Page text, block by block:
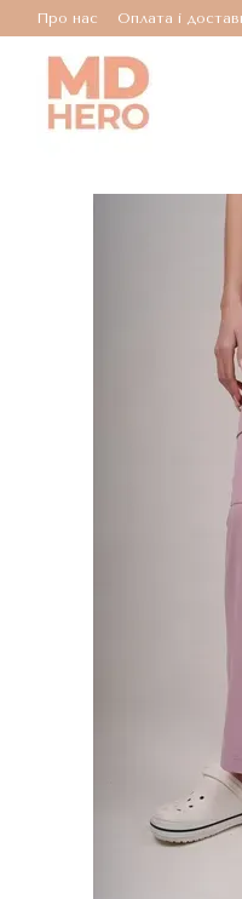
Перейти до основного
Про нас Оплата і